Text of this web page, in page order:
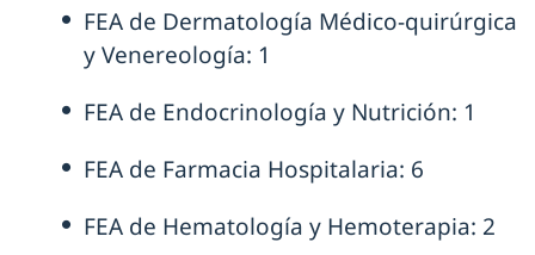
FEA de Dermatología Médico-quirúrgica
y Venereología: 1
FEA de Endocrinología y Nutrición: 1
FEA de Farmacia Hospitalaria: 6
FEA de Hematología y Hemoterapia: 2